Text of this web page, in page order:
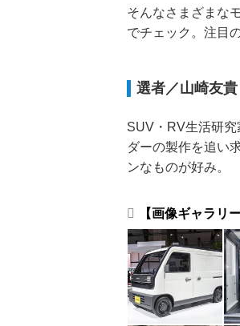
そんなさまざまな
でチェック。注目
選者／山崎友貴
SUV・RV生活研
ダーの製作を追い
ンなものが好み。
【画像ギャラリー